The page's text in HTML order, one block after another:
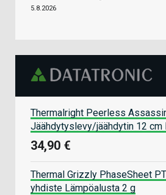
5.8.2026
Thermalright Peerless
Jäähdytyslevy/jäähdytin 12 cm
34,90 €
Thermal Grizzly PhaseSheet
yhdiste Lämpöalusta 2 g